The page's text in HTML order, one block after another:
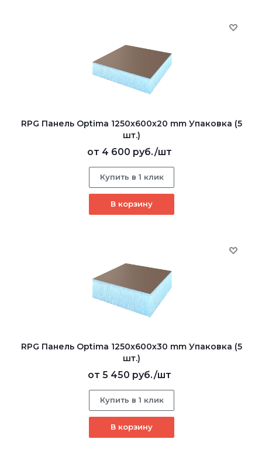
RPG Панель Optima 1250х600х20 mm Упаковка (5
шт.)
от 4 600 руб./шт
Купить в 1 клик
В корзину
RPG Панель Optima 1250х600х30 mm Упаковка (5
шт.)
от 5 450 руб./шт
Купить в 1 клик
В корзину